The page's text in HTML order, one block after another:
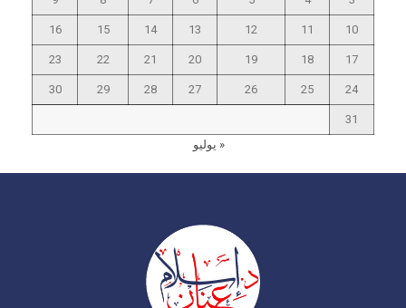
10
11
12
13
14
15
16
17
18
19
20
21
22
23
24
25
26
27
28
29
30
31
« يوليو